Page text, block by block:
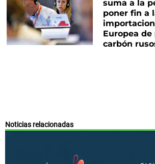
suma a la
poner fin a
Europea
carbón
Noticias relacionadas